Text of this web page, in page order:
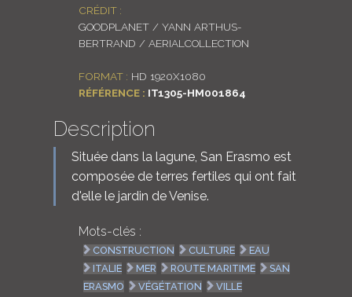
CRÉDIT :
GOODPLANET / YANN ARTHUS-
BERTRAND / AERIALCOLLECTION
FORMAT : HD 1920X1080
RÉFÉRENCE : IT1305-HM001864
Description
Située dans la lagune, San Erasmo est
composée de terres fertiles qui ont fait
d'elle le jardin de Venise.
Mots-clés :
CONSTRUCTION CULTURE
EAU
ITALIE
MER ROUTE MARITIME
SAN
ERASMO
VÉGÉTATION
VILLE